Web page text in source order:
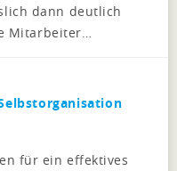
dann deutlich
Mitarbeiter…
für ein effektives